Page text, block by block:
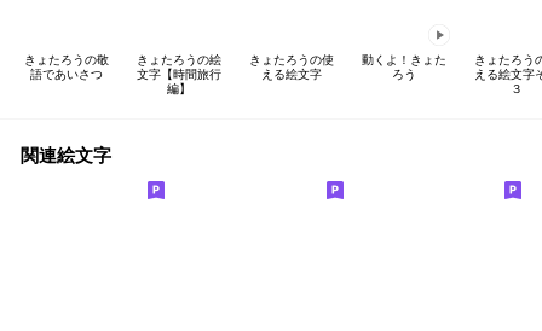
きょたろうの敬
語であいさつ
きょたろうの絵
文字【時間旅行
編】
きょたろうの使
える絵文字
動くよ！きょた
ろう
きょたろう
える絵文字
３
関連絵文字